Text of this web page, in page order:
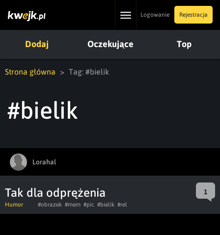
ToggleLogowanie Rejestracja
Dodaj Oczekujące Top
Strona główna Tag: #bielik
#bielik
Lorahal
Tak dla odprężenia 1
Humor #obrazek #mem #pic #bielik #rel